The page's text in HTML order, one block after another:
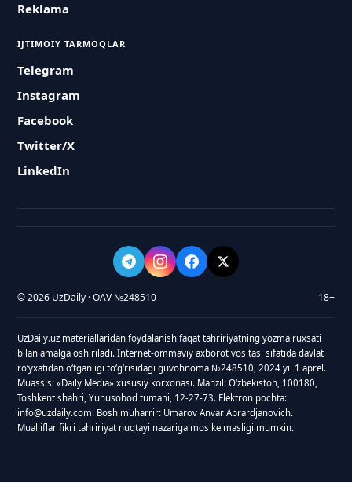
Reklama
IJTIMOIY TARMOQLAR
Telegram
Instagram
Facebook
Twitter/X
LinkedIn
© 2026 UzDaily · OAV №248510 18+
UzDaily.uz materiallaridan foydalanish faqat tahririyatning yozma ruxsati
bilan amalga oshiriladi. Internet-ommaviy axborot vositasi sifatida davlat
roʻyxatidan oʻtganligi toʻgʻrisidagi guvohnoma №248510, 2024 yil 1 aprel.
Muassis: «Daily Media» xususiy korxonasi. Manzil: Oʻzbekiston, 100180,
Toshkent shahri, Yunusobod tumani, 12-27-73. Elektron pochta:
info@uzdaily.com. Bosh muharrir: Umarov Anvar Abrardjanovich.
Mualliflar fikri tahririyat nuqtayi nazariga mos kelmasligi mumkin.